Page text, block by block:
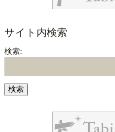
サイト内検索
検索: